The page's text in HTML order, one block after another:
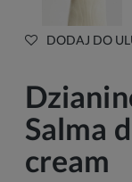
DODAJ DO
Salma
cream